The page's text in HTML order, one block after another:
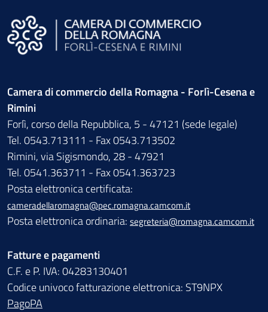
Camera di commercio della Romagna - Forlì-Cesena e
Rimini
Forlì, corso della Repubblica, 5 - 47121 (sede legale)
Tel. 0543.713111 - Fax 0543.713502
Rimini, via Sigismondo, 28 - 47921
Tel. 0541.363711 - Fax 0541.363723
Posta elettronica certificata:
cameradellaromagna@pec.romagna.camcom.it
Posta elettronica ordinaria: segreteria@romagna.camcom.it
Fatture e pagamenti
C.F. e P. IVA: 04283130401
Codice univoco fatturazione elettronica: ST9NPX
PagoPA